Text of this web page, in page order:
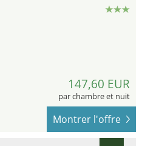
147,60 EUR
par chambre et nuit
Montrer l'offre